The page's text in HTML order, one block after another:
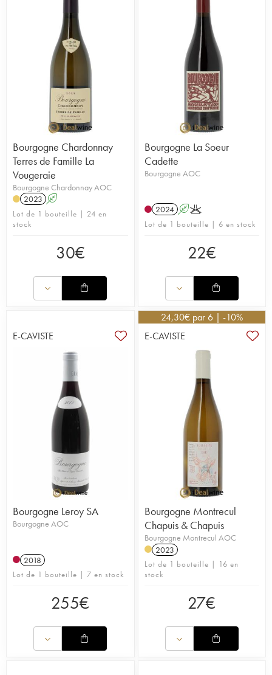
Bourgogne Chardonnay
Terres de Famille La
Vougeraie
Bourgogne Chardonnay AOC
2023 A
Lot de 1 bouteille | 24 en
stock
30€
Bourgogne La Soeur
Cadette
Bourgogne AOC
2024 AK
Lot de 1 bouteille | 6 en stock
22€
E-CAVISTE
Bourgogne Leroy SA
Bourgogne AOC
2018
Lot de 1 bouteille | 7 en stock
255€
24,30€ par 6 | -10%
E-CAVISTE
Bourgogne Montrecul
Chapuis & Chapuis
Bourgogne Montrecul AOC
2023
Lot de 1 bouteille | 16 en
stock
27€